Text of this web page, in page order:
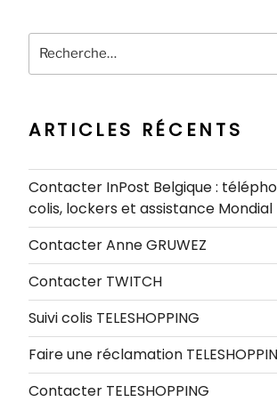
Recherche
pour
ARTICLES RÉCENTS
Contacter InPost Belgique :
colis, lockers et assistance Mondial
Contacter Anne GRUWEZ
Contacter TWITCH
Suivi colis TELESHOPPING
Faire une réclamation
Contacter TELESHOPPING